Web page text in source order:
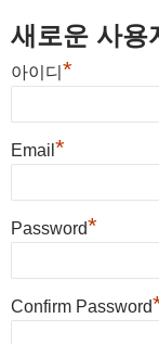
새로운 사용
아이디 *
Email *
Password*
Confirm Password